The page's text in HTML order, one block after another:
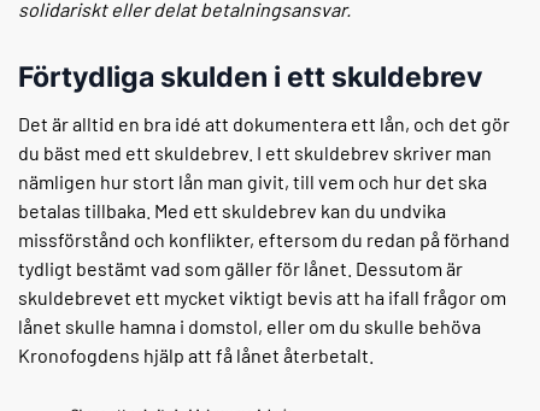
solidariskt eller delat betalningsansvar.
Förtydliga skulden i ett skuldebrev
Det är alltid en bra idé att dokumentera ett lån, och det gör
du bäst med ett skuldebrev. I ett skuldebrev skriver man
nämligen hur stort lån man givit, till vem och hur det ska
betalas tillbaka. Med ett skuldebrev kan du undvika
missförstånd och konflikter, eftersom du redan på förhand
tydligt bestämt vad som gäller för lånet. Dessutom är
skuldebrevet ett mycket viktigt bevis att ha ifall frågor om
lånet skulle hamna i domstol, eller om du skulle behöva
Kronofogdens hjälp att få lånet återbetalt.